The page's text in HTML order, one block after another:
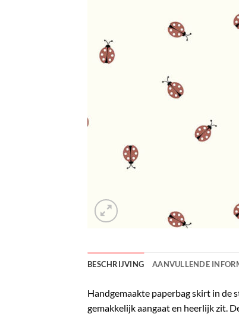
BESCHRIJVING AANVULLENDE
Handgemaakte paperbag skirt in de
gemakkelijk aangaat en heerlijk zit.